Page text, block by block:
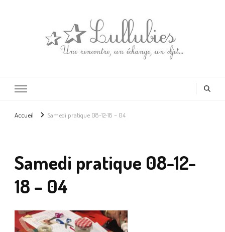
Accueil Samedi pratique 08-12-18 – 04
Samedi pratique 08-12-
18 – 04